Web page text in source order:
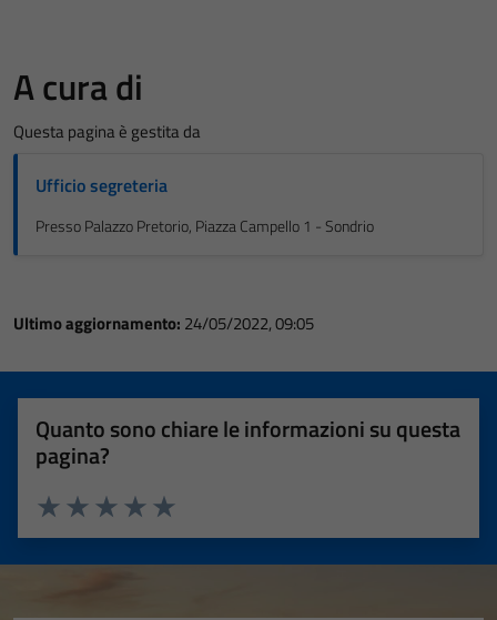
A cura di
Questa pagina è gestita da
Ufficio segreteria
Presso Palazzo Pretorio, Piazza Campello 1 - Sondrio
Ultimo aggiornamento: 24/05/2022, 09:05
Quanto sono chiare le informazioni su questa
pagina?
Valuta 5 stelle su 5
Valuta 4 stelle su 5
Valuta 3 stelle su 5
Valuta 2 stelle su 5
Valuta 1 stelle su 5